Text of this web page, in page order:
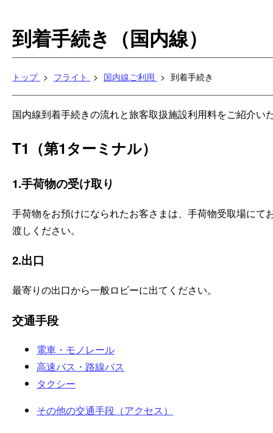
到着手続き（国内線）
トップ フライト 国内線ご利用 到着手続き
国内線到着手続きの流れと旅客取扱施設利用料をご紹介い
T1（第1ターミナル）
1 手荷物の受け取り
手荷物をお預けになられたお客さまは、手荷物受取場にて
渡しください。
2 出口
最寄りの出口から一般ロビーに出てください。
交通手段
電車・モノレール
高速バス・路線バス
タクシー
その他の交通手段（アクセス）